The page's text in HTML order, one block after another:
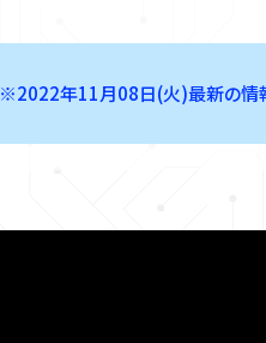
※2022年11月08日(火)最新の情報